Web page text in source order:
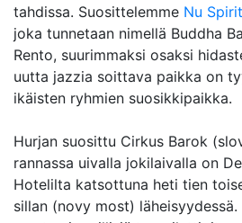
tahdissa. Suosittelemme Nu
joka tunnetaan nimellä Buddha
Rento, suurimmaksi osaksi
uutta jazzia soittava paikka on
ikäisten ryhmien suosikkipaikka.
Hurjan suosittu Cirkus Barok
rannassa uivalla jokilaivalla on
Hotelilta katsottuna heti tien
sillan (novy most)